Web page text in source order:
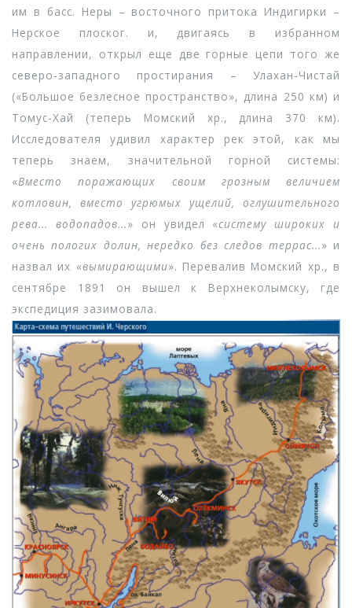
им в басс. Неры – восточного притока Индигирки –
Нерское плоског. и, двигаясь в избранном
направлении, открыл еще две горные цепи того же
северо-западного простирания – Улахан-Чистай
(«Большое безлесное пространство», длина 250 км) и
Томус-Хай (теперь Момский хр., длина 370 км).
Исследователя удивил характер рек этой, как мы
теперь знаем, значительной горной системы:
«Вместо поражающих своим грозным величием
котловин, вместо угрюмых ущелий, оглушительного
рева... водопадов...» он увидел «систему широких и
очень пологих долин, нередко без следов террас...» и
назвал их «вымирающими». Перевалив Момский хр., в
сентябре 1891 он вышел к Верхнеколымску, где
экспедиция зазимовала.